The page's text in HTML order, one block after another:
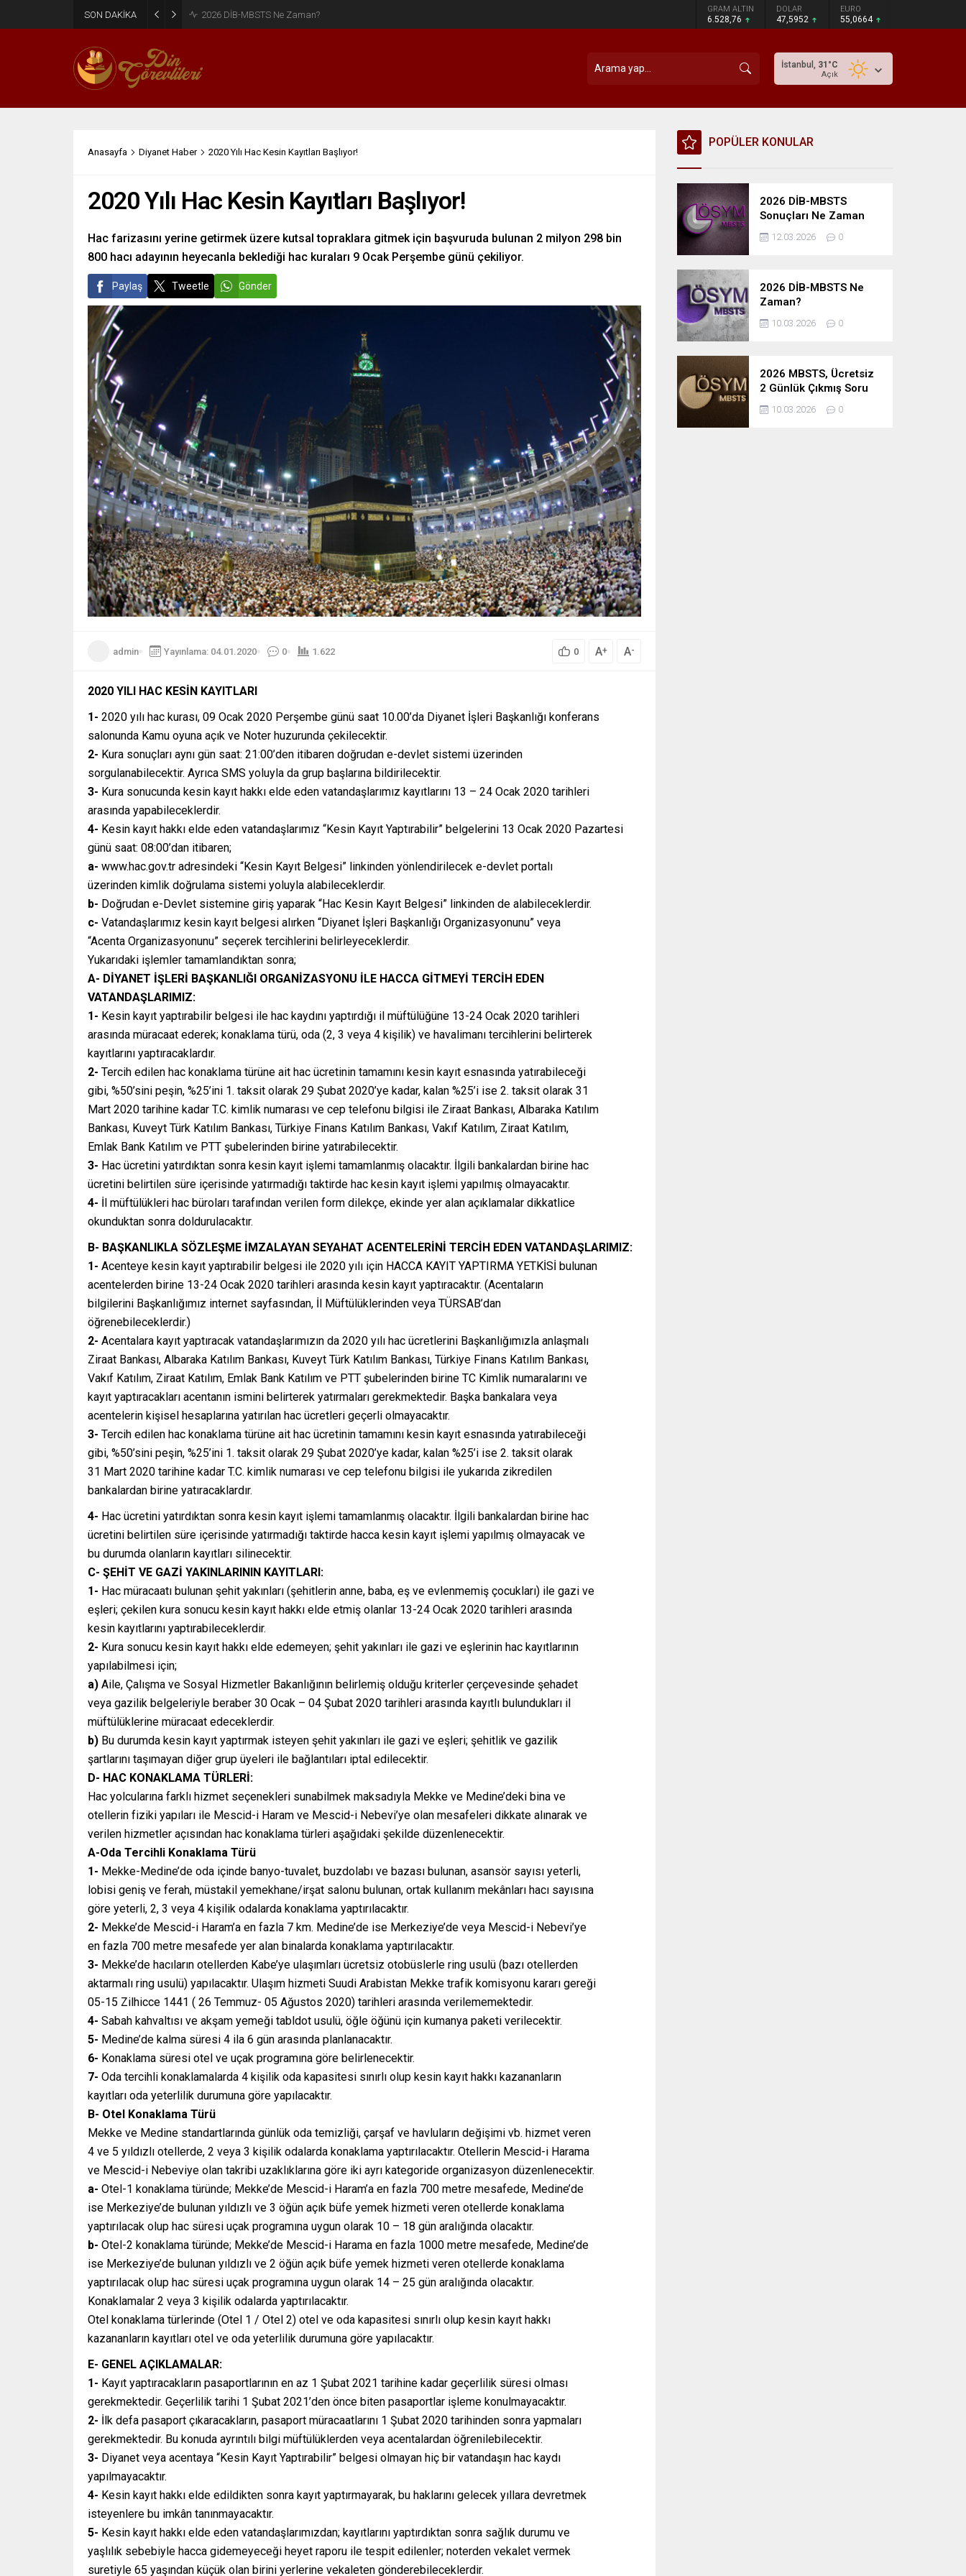
SON DAKİKA 2026 DİB-MBSTS Ne Zaman? GRAM ALTIN
6.528,76
DOLAR
47,5952
EURO
55,0664
İstanbul, 31 °C
Açık
Anasayfa Diyanet Haber 2020 Yılı Hac Kesin Kayıtları Başlıyor!
2020 Yılı Hac Kesin Kayıtları Başlıyor!
Hac farizasını yerine getirmek üzere kutsal topraklara gitmek için başvuruda bulunan 2 milyon 298 bin
800 hacı adayının heyecanla beklediği hac kuraları 9 Ocak Perşembe günü çekiliyor.
Paylaş Tweetle Gönder
admin Yayınlama: 04.01.2020 0 1.622 0 A+ A-
2020 YILI HAC KESİN KAYITLARI
1- 2020 yılı hac kurası, 09 Ocak 2020 Perşembe günü saat 10.00’da Diyanet İşleri Başkanlığı konferans
salonunda Kamu oyuna açık ve Noter huzurunda çekilecektir.
2- Kura sonuçları aynı gün saat: 21:00’den itibaren doğrudan e-devlet sistemi üzerinden
sorgulanabilecektir. Ayrıca SMS yoluyla da grup başlarına bildirilecektir.
3- Kura sonucunda kesin kayıt hakkı elde eden vatandaşlarımız kayıtlarını 13 – 24 Ocak 2020 tarihleri
arasında yapabileceklerdir.
4- Kesin kayıt hakkı elde eden vatandaşlarımız “Kesin Kayıt Yaptırabilir” belgelerini 13 Ocak 2020 Pazartesi
günü saat: 08:00’dan itibaren;
a- www.hac.gov.tr adresindeki “Kesin Kayıt Belgesi” linkinden yönlendirilecek e-devlet portalı
üzerinden kimlik doğrulama sistemi yoluyla alabileceklerdir.
b- Doğrudan e-Devlet sistemine giriş yaparak “Hac Kesin Kayıt Belgesi” linkinden de alabileceklerdir.
c- Vatandaşlarımız kesin kayıt belgesi alırken “Diyanet İşleri Başkanlığı Organizasyonunu” veya
“Acenta Organizasyonunu” seçerek tercihlerini belirleyeceklerdir.
Yukarıdaki işlemler tamamlandıktan sonra;
A- DİYANET İŞLERİ BAŞKANLIĞI ORGANİZASYONU İLE HACCA GİTMEYİ TERCİH EDEN
VATANDAŞLARIMIZ:
1- Kesin kayıt yaptırabilir belgesi ile hac kaydını yaptırdığı il müftülüğüne 13-24 Ocak 2020 tarihleri
arasında müracaat ederek; konaklama türü, oda (2, 3 veya 4 kişilik) ve havalimanı tercihlerini belirterek
kayıtlarını yaptıracaklardır.
2- Tercih edilen hac konaklama türüne ait hac ücretinin tamamını kesin kayıt esnasında yatırabileceği
gibi, %50’sini peşin, %25’ini 1. taksit olarak 29 Şubat 2020’ye kadar, kalan %25’i ise 2. taksit olarak 31
Mart 2020 tarihine kadar T.C. kimlik numarası ve cep telefonu bilgisi ile Ziraat Bankası, Albaraka Katılım
Bankası, Kuveyt Türk Katılım Bankası, Türkiye Finans Katılım Bankası, Vakıf Katılım, Ziraat Katılım,
Emlak Bank Katılım ve PTT şubelerinden birine yatırabilecektir.
3- Hac ücretini yatırdıktan sonra kesin kayıt işlemi tamamlanmış olacaktır. İlgili bankalardan birine hac
ücretini belirtilen süre içerisinde yatırmadığı taktirde hac kesin kayıt işlemi yapılmış olmayacaktır.
4- İl müftülükleri hac büroları tarafından verilen form dilekçe, ekinde yer alan açıklamalar dikkatlice
okunduktan sonra doldurulacaktır.
B- BAŞKANLIKLA SÖZLEŞME İMZALAYAN SEYAHAT ACENTELERİNİ TERCİH EDEN VATANDAŞLARIMIZ:
1- Acenteye kesin kayıt yaptırabilir belgesi ile 2020 yılı için HACCA KAYIT YAPTIRMA YETKİSİ bulunan
acentelerden birine 13-24 Ocak 2020 tarihleri arasında kesin kayıt yaptıracaktır. (Acentaların
bilgilerini Başkanlığımız internet sayfasından, İl Müftülüklerinden veya TÜRSAB’dan
öğrenebileceklerdir.)
2- Acentalara kayıt yaptıracak vatandaşlarımızın da 2020 yılı hac ücretlerini Başkanlığımızla anlaşmalı
Ziraat Bankası, Albaraka Katılım Bankası, Kuveyt Türk Katılım Bankası, Türkiye Finans Katılım Bankası,
Vakıf Katılım, Ziraat Katılım, Emlak Bank Katılım ve PTT şubelerinden birine TC Kimlik numaralarını ve
kayıt yaptıracakları acentanın ismini belirterek yatırmaları gerekmektedir. Başka bankalara veya
acentelerin kişisel hesaplarına yatırılan hac ücretleri geçerli olmayacaktır.
3- Tercih edilen hac konaklama türüne ait hac ücretinin tamamını kesin kayıt esnasında yatırabileceği
gibi, %50’sini peşin, %25’ini 1. taksit olarak 29 Şubat 2020’ye kadar, kalan %25’i ise 2. taksit olarak
31 Mart 2020 tarihine kadar T.C. kimlik numarası ve cep telefonu bilgisi ile yukarıda zikredilen
bankalardan birine yatıracaklardır.
4- Hac ücretini yatırdıktan sonra kesin kayıt işlemi tamamlanmış olacaktır. İlgili bankalardan birine hac
ücretini belirtilen süre içerisinde yatırmadığı taktirde hacca kesin kayıt işlemi yapılmış olmayacak ve
bu durumda olanların kayıtları silinecektir.
C- ŞEHİT VE GAZİ YAKINLARININ KAYITLARI:
1- Hac müracaatı bulunan şehit yakınları (şehitlerin anne, baba, eş ve evlenmemiş çocukları) ile gazi ve
eşleri; çekilen kura sonucu kesin kayıt hakkı elde etmiş olanlar 13-24 Ocak 2020 tarihleri arasında
kesin kayıtlarını yaptırabileceklerdir.
2- Kura sonucu kesin kayıt hakkı elde edemeyen; şehit yakınları ile gazi ve eşlerinin hac kayıtlarının
yapılabilmesi için;
a) Aile, Çalışma ve Sosyal Hizmetler Bakanlığının belirlemiş olduğu kriterler çerçevesinde şehadet
veya gazilik belgeleriyle beraber 30 Ocak – 04 Şubat 2020 tarihleri arasında kayıtlı bulundukları il
müftülüklerine müracaat edeceklerdir.
b) Bu durumda kesin kayıt yaptırmak isteyen şehit yakınları ile gazi ve eşleri; şehitlik ve gazilik
şartlarını taşımayan diğer grup üyeleri ile bağlantıları iptal edilecektir.
D- HAC KONAKLAMA TÜRLERİ:
Hac yolcularına farklı hizmet seçenekleri sunabilmek maksadıyla Mekke ve Medine’deki bina ve
otellerin fiziki yapıları ile Mescid-i Haram ve Mescid-i Nebevi’ye olan mesafeleri dikkate alınarak ve
verilen hizmetler açısından hac konaklama türleri aşağıdaki şekilde düzenlenecektir.
A-Oda Tercihli Konaklama Türü
1- Mekke-Medine’de oda içinde banyo-tuvalet, buzdolabı ve bazası bulunan, asansör sayısı yeterli,
lobisi geniş ve ferah, müstakil yemekhane/irşat salonu bulunan, ortak kullanım mekânları hacı sayısına
göre yeterli, 2, 3 veya 4 kişilik odalarda konaklama yaptırılacaktır.
2- Mekke’de Mescid-i Haram’a en fazla 7 km. Medine’de ise Merkeziye’de veya Mescid-i Nebevi’ye
en fazla 700 metre mesafede yer alan binalarda konaklama yaptırılacaktır.
3- Mekke’de hacıların otellerden Kabe’ye ulaşımları ücretsiz otobüslerle ring usulü (bazı otellerden
aktarmalı ring usulü) yapılacaktır. Ulaşım hizmeti Suudi Arabistan Mekke trafik komisyonu kararı gereği
05-15 Zilhicce 1441 ( 26 Temmuz- 05 Ağustos 2020) tarihleri arasında verilememektedir.
4- Sabah kahvaltısı ve akşam yemeği tabldot usulü, öğle öğünü için kumanya paketi verilecektir.
5- Medine’de kalma süresi 4 ila 6 gün arasında planlanacaktır.
6- Konaklama süresi otel ve uçak programına göre belirlenecektir.
7- Oda tercihli konaklamalarda 4 kişilik oda kapasitesi sınırlı olup kesin kayıt hakkı kazananların
kayıtları oda yeterlilik durumuna göre yapılacaktır.
B- Otel Konaklama Türü
Mekke ve Medine standartlarında günlük oda temizliği, çarşaf ve havluların değişimi vb. hizmet veren
4 ve 5 yıldızlı otellerde, 2 veya 3 kişilik odalarda konaklama yaptırılacaktır. Otellerin Mescid-i Harama
ve Mescid-i Nebeviye olan takribi uzaklıklarına göre iki ayrı kategoride organizasyon düzenlenecektir.
a- Otel-1 konaklama türünde; Mekke’de Mescid-i Haram’a en fazla 700 metre mesafede, Medine’de
ise Merkeziye’de bulunan yıldızlı ve 3 öğün açık büfe yemek hizmeti veren otellerde konaklama
yaptırılacak olup hac süresi uçak programına uygun olarak 10 – 18 gün aralığında olacaktır.
b- Otel-2 konaklama türünde; Mekke’de Mescid-i Harama en fazla 1000 metre mesafede, Medine’de
ise Merkeziye’de bulunan yıldızlı ve 2 öğün açık büfe yemek hizmeti veren otellerde konaklama
yaptırılacak olup hac süresi uçak programına uygun olarak 14 – 25 gün aralığında olacaktır.
Konaklamalar 2 veya 3 kişilik odalarda yaptırılacaktır.
Otel konaklama türlerinde (Otel 1 / Otel 2) otel ve oda kapasitesi sınırlı olup kesin kayıt hakkı
kazananların kayıtları otel ve oda yeterlilik durumuna göre yapılacaktır.
E- GENEL AÇIKLAMALAR:
1- Kayıt yaptıracakların pasaportlarının en az 1 Şubat 2021 tarihine kadar geçerlilik süresi olması
gerekmektedir. Geçerlilik tarihi 1 Şubat 2021’den önce biten pasaportlar işleme konulmayacaktır.
2- İlk defa pasaport çıkaracakların, pasaport müracaatlarını 1 Şubat 2020 tarihinden sonra yapmaları
gerekmektedir. Bu konuda ayrıntılı bilgi müftülüklerden veya acentalardan öğrenilebilecektir.
3- Diyanet veya acentaya “Kesin Kayıt Yaptırabilir” belgesi olmayan hiç bir vatandaşın hac kaydı
yapılmayacaktır.
4- Kesin kayıt hakkı elde edildikten sonra kayıt yaptırmayarak, bu haklarını gelecek yıllara devretmek
isteyenlere bu imkân tanınmayacaktır.
5- Kesin kayıt hakkı elde eden vatandaşlarımızdan; kayıtlarını yaptırdıktan sonra sağlık durumu ve
yaşlılık sebebiyle hacca gidemeyeceği heyet raporu ile tespit edilenler; noterden vekalet vermek
suretiyle 65 yaşından küçük olan birini yerlerine vekaleten gönderebileceklerdir.
POPÜLER KONULAR
2026 DİB-MBSTS
Sonuçları Ne Zaman
Açıklanacak?
12.03.2026 0
2026 DİB-MBSTS Ne
Zaman?
10.03.2026 0
2026 MBSTS, Ücretsiz
2 Günlük Çıkmış Soru
Çözüm Kampı
10.03.2026 0